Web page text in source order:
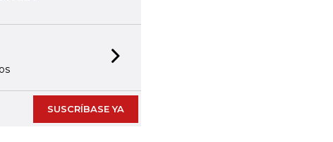
SUSCRÍBASE YA